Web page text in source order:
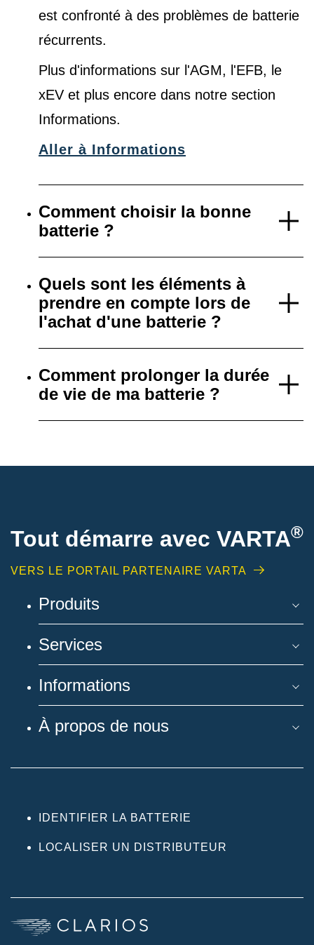
est confronté à des problèmes de batterie
récurrents.
Plus d'informations sur l'AGM, l'EFB, le
xEV et plus encore dans notre section
Informations.
Aller à Informations
Comment choisir la bonne
batterie ?
Quels sont les éléments à
prendre en compte lors de
l'achat d'une batterie ?
Comment prolonger la durée
de vie de ma batterie ?
Tout démarre avec VARTA®
VERS LE PORTAIL PARTENAIRE VARTA
Produits
Services
Informations
À propos de nous
IDENTIFIER LA BATTERIE
LOCALISER UN DISTRIBUTEUR